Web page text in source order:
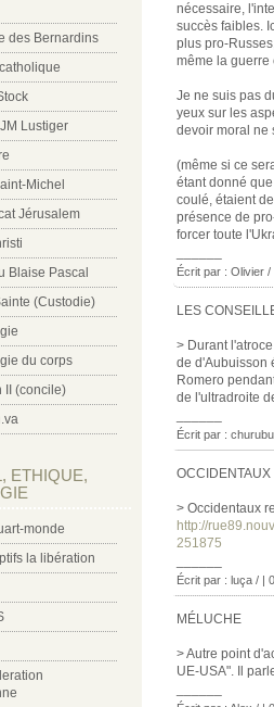
des Bernardins
Lustiger
Michel
Jérusalem
Blaise Pascal
(Custodie)
du corps
II (concile)
ETHIQUE,
monde
la libération
nécessaire,
succès faibles.
plus pro-
même la guerre
Je ne suis pas
yeux sur les
devoir moral ne
(même si ce
étant donné
coulé, étaient
présence de
forcer toute
Écrit par : Olivier /
LES
> Durant
de d'Aubuisson
Romero
de l'ultradroite
Écrit par :
> Occidentaux
http://
251875
Écrit par : luça / |
MÉLUCHE
> Autre point
UE-USA". Il